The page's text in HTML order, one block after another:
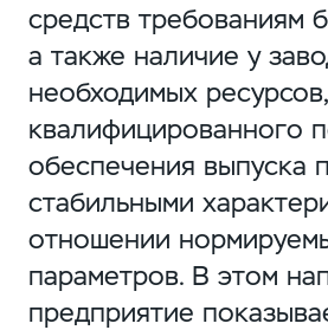
средств требованиям
а также наличие у
необходимых
квалифицированного
обеспечения выпуска
стабильными
отношении
параметров. В этом
предприятие